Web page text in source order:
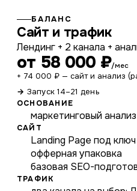
БАЛАНС
Сайт и трафик
Лендинг + 2 канала +
от 58 000 ₽/мес
+ 74 000 ₽ — сайт и анализ
Запуск 14–21 день
ОСНОВАНИЕ
маркетинговый анализ
САЙТ
Landing Page под ключ
офферная упаковка
базовая SEO-
ТРАФИК